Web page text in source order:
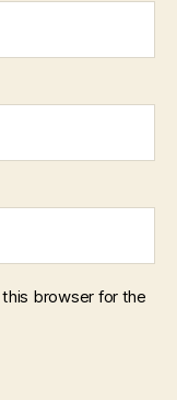
browser for the